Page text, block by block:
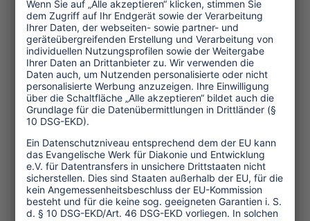
Behinderungen zugute, sondern auch
den gastgebenden Gemeinschaften.
Indem die Barrierefreiheit Inklusivität,
Gerechtigkeit und sozialen
Zusammenhalt fördert, lassen sich
Gemeinschaften stärken. Eine bessere
Zugänglichkeit führt nicht nur zu
höheren Einnahmen aus dem
Tourismus, sondern verbessert auch
den Ruf der Gemeinschaften. Sie
ermöglicht allen Mitgliedern mehr
Selbstbestimmung und stärkt das
Bewusstsein für die Notwendigkeit von